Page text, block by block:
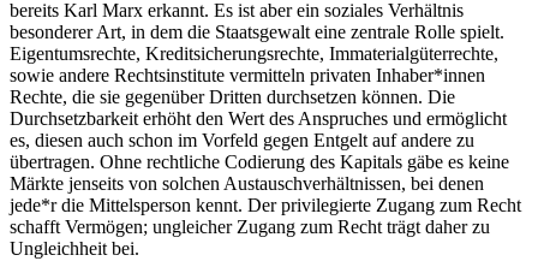
bereits Karl Marx erkannt. Es ist aber ein soziales Verhältnis
besonderer Art, in dem die Staatsgewalt eine zentrale Rolle spielt.
Eigentumsrechte, Kreditsicherungsrechte, Immaterialgüterrechte,
sowie andere Rechtsinstitute vermitteln privaten Inhaber*innen
Rechte, die sie gegenüber Dritten durchsetzen können. Die
Durchsetzbarkeit erhöht den Wert des Anspruches und ermöglicht
es, diesen auch schon im Vorfeld gegen Entgelt auf andere zu
übertragen. Ohne rechtliche Codierung des Kapitals gäbe es keine
Märkte jenseits von solchen Austauschverhältnissen, bei denen
jede*r die Mittelsperson kennt. Der privilegierte Zugang zum Recht
schafft Vermögen; ungleicher Zugang zum Recht trägt daher zu
Ungleichheit bei.